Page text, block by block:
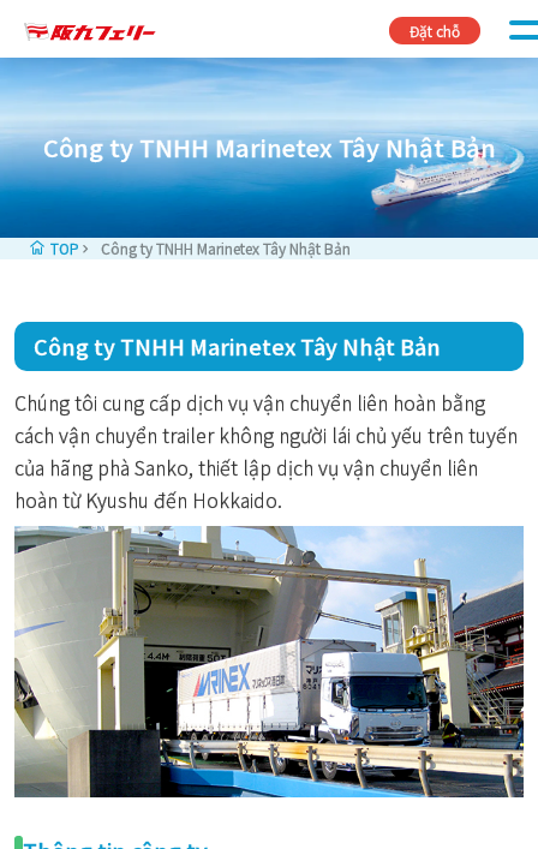
Đặt chỗ
Công ty TNHH Marinetex Tây Nhật Bản
TOP Công ty TNHH Marinetex Tây Nhật Bản
Công ty TNHH Marinetex Tây Nhật Bản
Chúng tôi cung cấp dịch vụ vận chuyển liên hoàn bằng
cách vận chuyển trailer không người lái chủ yếu trên tuyến
của hãng phà Sanko, thiết lập dịch vụ vận chuyển liên
hoàn từ Kyushu đến Hokkaido.